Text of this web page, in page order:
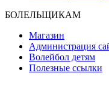
БОЛЕЛЬЩИКАМ
Магазин
Администрация
Волейбол детям
Полезные ссылки